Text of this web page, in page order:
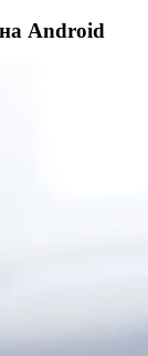
Android